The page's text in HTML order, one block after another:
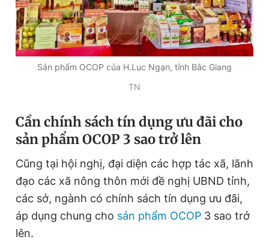
Sản phẩm OCOP của H.Lục Ngạn, tỉnh Bắc Giang
TN
Cần chính sách tín dụng ưu đãi cho
sản phẩm OCOP 3 sao trở lên
Cũng tại hội nghị, đại diện các hợp tác xã, lãnh
đạo các xã nông thôn mới đề nghị UBND tỉnh,
các sở, ngành có chính sách tín dụng ưu đãi,
áp dụng chung cho sản phẩm OCOP 3 sao trở
lên.